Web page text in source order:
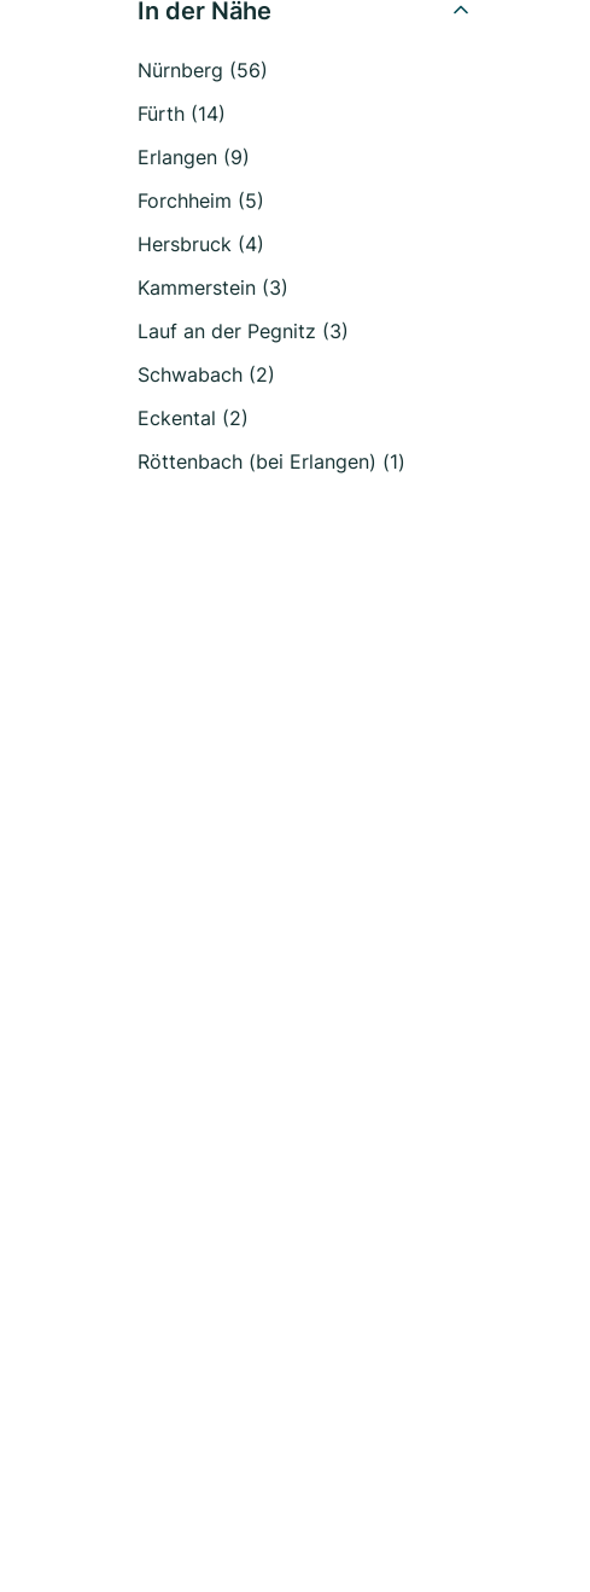
In der Nähe
Nürnberg (56)
Fürth (14)
Erlangen (9)
Forchheim (5)
Hersbruck (4)
Kammerstein (3)
Lauf an der Pegnitz (3)
Schwabach (2)
Eckental (2)
Röttenbach (bei Erlangen) (1)